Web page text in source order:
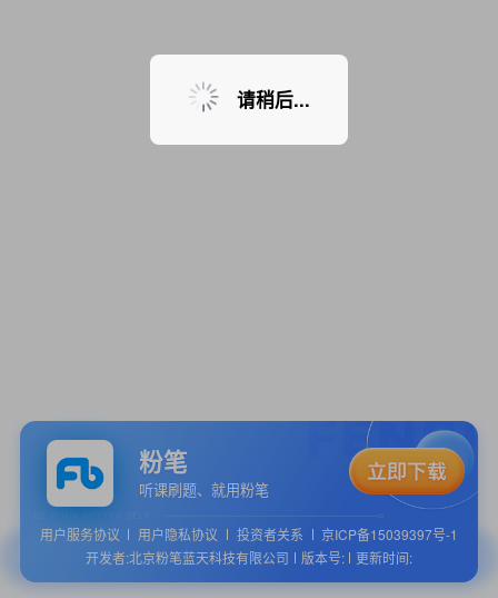
暂无课程，敬请期待
粉笔
听课刷题、就用粉笔
用户服务协议 用户隐私协议 投资者关系
京ICP备15039397号-1
开发者:北京粉笔蓝天科技有限公司
版本号: 更新时间:
请稍后...